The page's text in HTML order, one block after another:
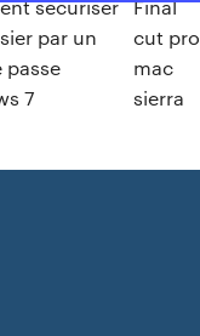
sécuriser
par un
passe
7
Final
cut pro
mac
sierra